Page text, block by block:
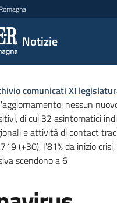
Notizie
comunicati XI
nessun
di cui 32 asintomatici
e attività di contact
(+30), l'81% da inizio
scendono a 6